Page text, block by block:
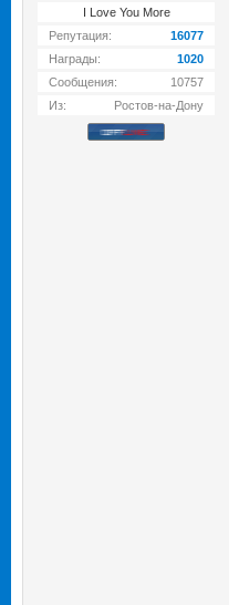
I Love You More
Репутация:
16077
Награды:
1020
Сообщения:
10757
Из:
Ростов-на-Дону